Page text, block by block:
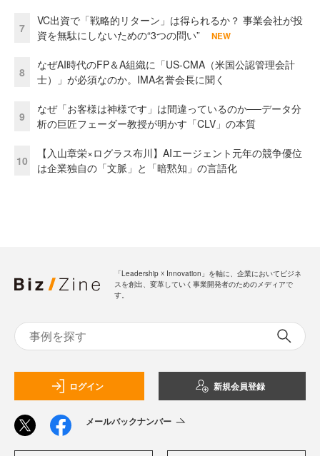
7
VC出資で「戦略的リターン」は得られるか？ 事業会社が投
資を無駄にしないための“3つの問い”
NEW
8
なぜAI時代のFP＆A組織に「US-CMA（米国公認管理会計
士）」が必須なのか。IMA名誉会長に聞く
9
なぜ「お客様は神様です」は間違っているのか──データ分
析の巨匠フェーダー教授が明かす「CLV」の本質
10
【入山章栄×ログラス布川】AIエージェント元年の競争優位
は企業独自の「文脈」と「暗黙知」の言語化
「Leadership ☓ Innovation」を軸に、企業においてビジネ
スを創出、変革していく事業開発者のためのメディアで
す。
ログイン 新規会員登録
メールバックナンバー